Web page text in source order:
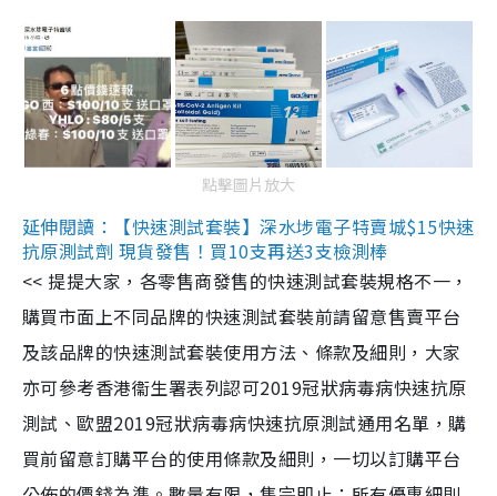
點擊圖片放大
延伸閱讀：【快速測試套裝】深水埗電子特賣城$15快速
抗原測試劑 現貨發售！買10支再送3支檢測棒
<< 提提大家，各零售商發售的快速測試套裝規格不一，
購買市面上不同品牌的快速測試套裝前請留意售賣平台
及該品牌的快速測試套裝使用方法、條款及細則，大家
亦可參考香港衞生署表列認可2019冠狀病毒病快速抗原
測試、歐盟2019冠狀病毒病快速抗原測試通用名單，購
買前留意訂購平台的使用條款及細則，一切以訂購平台